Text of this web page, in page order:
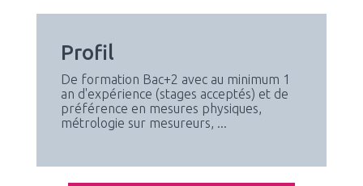
Profil
De formation Bac+2 avec au minimum 1
an d'expérience (stages acceptés) et de
préférence en mesures physiques,
métrologie sur mesureurs, ...